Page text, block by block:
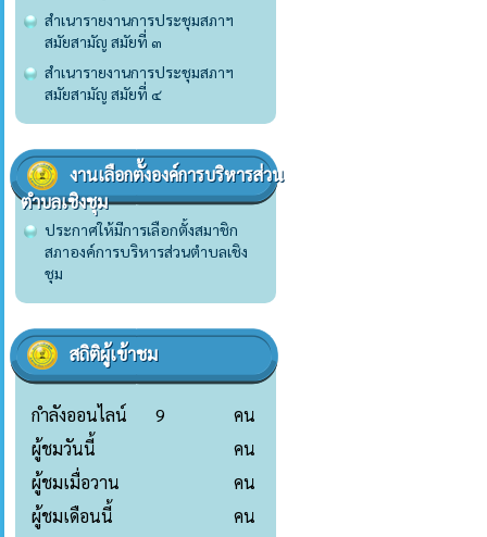
สำเนารายงานการประชุมสภาฯ
สมัยสามัญ สมัยที่ ๓
สำเนารายงานการประชุมสภาฯ
สมัยสามัญ สมัยที่ ๔
งานเลือกตั้งองค์การบริหารส่วน
ตำบลเชิงชุม
ประกาศให้มีการเลือกตั้งสมาชิก
สภาองค์การบริหารส่วนตำบลเชิง
ชุม
สถิติผู้เข้าชม
กำลังออนไลน์ 9
คน
ผู้ชมวันนี้
คน
ผู้ชมเมื่อวาน
คน
ผู้ชมเดือนนี้
คน